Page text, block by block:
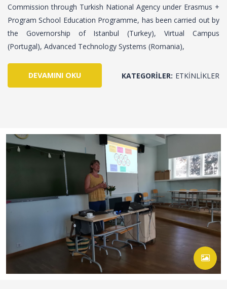
Commission through Turkish National Agency under Erasmus +
Program School Education Programme, has been carried out by
the Governorship of Istanbul (Turkey), Virtual Campus
(Portugal), Advanced Technology Systems (Romania),
DEVAMINI OKU KATEGORILER: ETKINLIKLER